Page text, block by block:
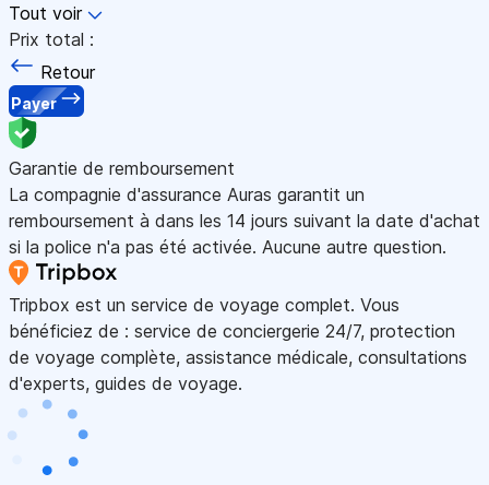
Tout voir
Prix total :
Retour
Payer
Garantie de remboursement
La compagnie d'assurance Auras garantit un
remboursement à dans les 14 jours suivant la date d'achat
si la police n'a pas été activée. Aucune autre question.
Tripbox est un service de voyage complet. Vous
bénéficiez de : service de conciergerie 24/7, protection
de voyage complète, assistance médicale, consultations
d'experts, guides de voyage.